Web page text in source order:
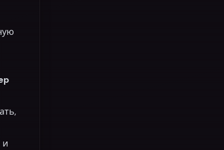
и